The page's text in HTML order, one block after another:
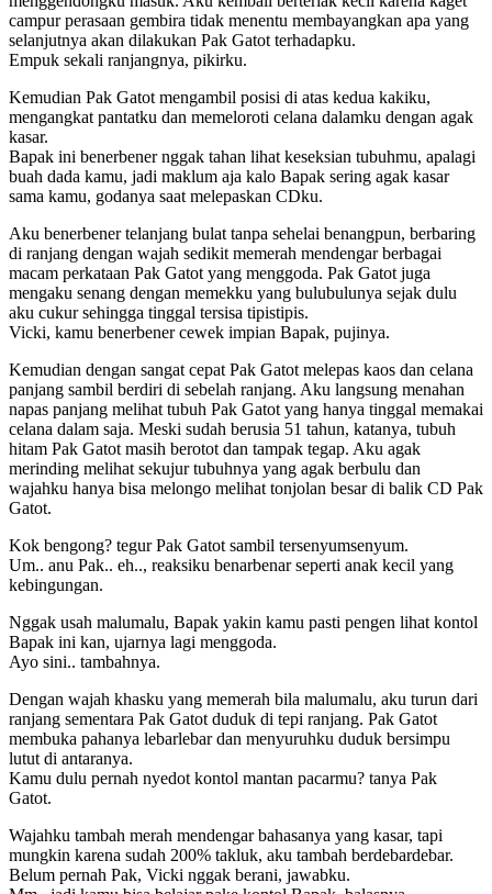
campur perasaan gembira tidak menentu membayangkan apa yang
selanjutnya akan dilakukan Pak Gatot terhadapku.
Empuk sekali ranjangnya, pikirku.
Kemudian Pak Gatot mengambil posisi di atas kedua kakiku,
mengangkat pantatku dan memeloroti celana dalamku dengan agak
kasar.
Bapak ini benerbener nggak tahan lihat keseksian tubuhmu, apalagi
buah dada kamu, jadi maklum aja kalo Bapak sering agak kasar
sama kamu, godanya saat melepaskan CDku.
Aku benerbener telanjang bulat tanpa sehelai benangpun, berbaring
di ranjang dengan wajah sedikit memerah mendengar berbagai
macam perkataan Pak Gatot yang menggoda. Pak Gatot juga
mengaku senang dengan memekku yang bulubulunya sejak dulu
aku cukur sehingga tinggal tersisa tipistipis.
Vicki, kamu benerbener cewek impian Bapak, pujinya.
Kemudian dengan sangat cepat Pak Gatot melepas kaos dan celana
panjang sambil berdiri di sebelah ranjang. Aku langsung menahan
napas panjang melihat tubuh Pak Gatot yang hanya tinggal memakai
celana dalam saja. Meski sudah berusia 51 tahun, katanya, tubuh
hitam Pak Gatot masih berotot dan tampak tegap. Aku agak
merinding melihat sekujur tubuhnya yang agak berbulu dan
wajahku hanya bisa melongo melihat tonjolan besar di balik CD Pak
Gatot.
Kok bengong? tegur Pak Gatot sambil tersenyumsenyum.
Um.. anu Pak.. eh.., reaksiku benarbenar seperti anak kecil yang
kebingungan.
Nggak usah malumalu, Bapak yakin kamu pasti pengen lihat kontol
Bapak ini kan, ujarnya lagi menggoda.
Ayo sini.. tambahnya.
Dengan wajah khasku yang memerah bila malumalu, aku turun dari
ranjang sementara Pak Gatot duduk di tepi ranjang. Pak Gatot
membuka pahanya lebarlebar dan menyuruhku duduk bersimpu
lutut di antaranya.
Kamu dulu pernah nyedot kontol mantan pacarmu? tanya Pak
Gatot.
Wajahku tambah merah mendengar bahasanya yang kasar, tapi
mungkin karena sudah 200% takluk, aku tambah berdebardebar.
Belum pernah Pak, Vicki nggak berani, jawabku.